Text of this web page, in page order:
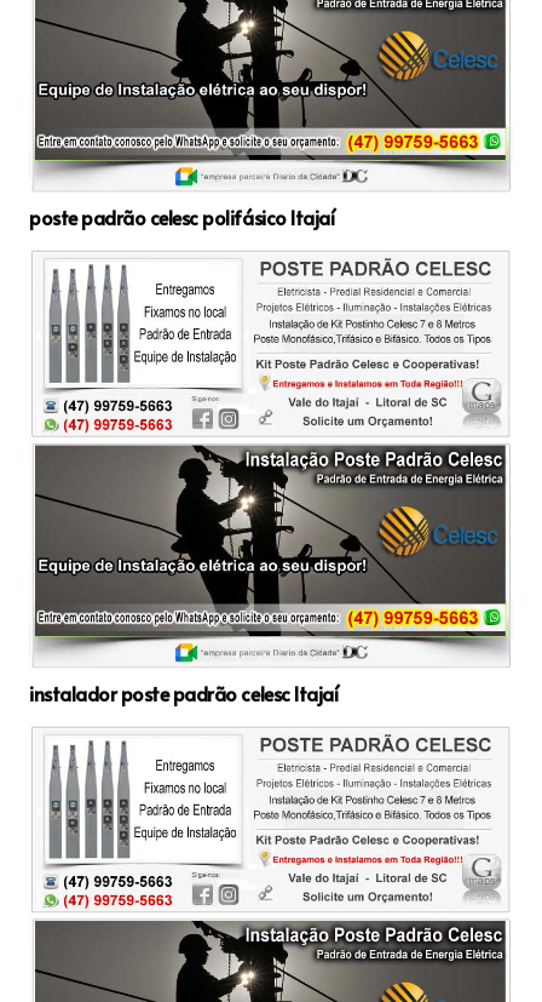
poste padrão celesc polifásico Itajaí
instalador poste padrão celesc Itajaí